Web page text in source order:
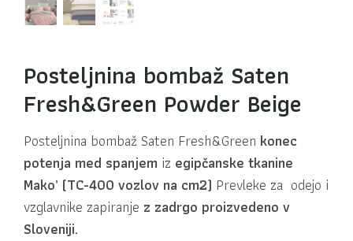
Posteljnina bombaž Saten
Fresh&Green Powder Beige
Posteljnina bombaž Saten Fresh&Green konec
potenja med spanjem iz egipčanske tkanine
Mako’ (TC-400 vozlov na cm2) Prevleke za odejo i
vzglavnike zapiranje z zadrgo proizvedeno v
Sloveniji.